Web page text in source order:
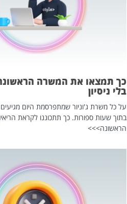
כך תמצאו את המשרה
בלי ניסיון
על כל משרת ג'וניור שמתפרסמת היום מגיעים
בתוך שעות ספורות. כך תתכוננו לקראת
הראשונה>>>